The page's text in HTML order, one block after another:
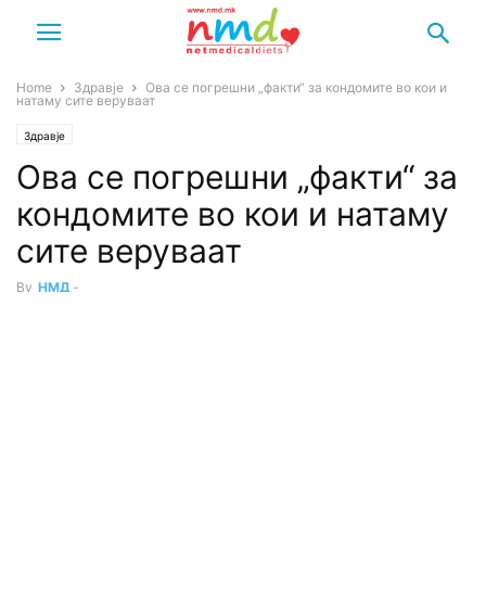
Home Здравје
Ова се погрешни „факти“ за кондомите во кои и
натаму сите веруваат
Здравје
Ова се погрешни „факти“ за
кондомите во кои и натаму
сите веруваат
By НМД -